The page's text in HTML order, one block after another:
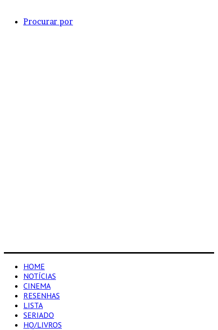
Procurar por
HOME
NOTÍCIAS
CINEMA
RESENHAS
LISTA
SERIADO
HQ/LIVROS